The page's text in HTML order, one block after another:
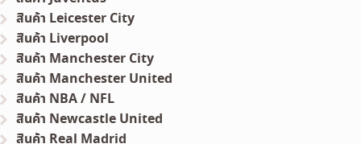
สินค้า Leicester City
สินค้า Liverpool
สินค้า Manchester City
สินค้า Manchester United
สินค้า NBA / NFL
สินค้า Newcastle United
สินค้า Real Madrid